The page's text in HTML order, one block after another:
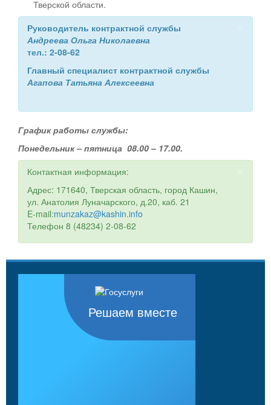
Тверской области.
Руководитель контрактной службы
Андреева Ольга Николаевна
тел.: 2-08-62
Главный специалист контрактной службы
Агапова Татьяна Алексеевна
График работы службы:
Понедельник – пятница 08.00 – 17.00.
Контактная информация:
Адрес: 171640, Тверская область, город Кашин,
ул. Анатолия Луначарского, д.20, каб. 21
E-mail:munzakaz@kashin.info
Телефон 8 (48234) 2-08-62
Решаем вместе